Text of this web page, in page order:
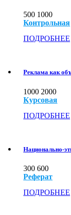
500 1000
Контрольная
ПОДРОБНЕЕ
Реклама как
1000 2000
Курсовая
ПОДРОБНЕЕ
Национально-
300 600
Реферат
ПОДРОБНЕЕ